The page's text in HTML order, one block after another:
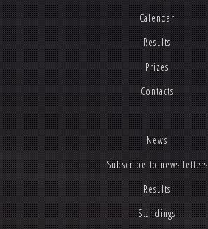
Calendar
Results
Prizes
Contacts
News
Subscribe to news letters
Results
Standings